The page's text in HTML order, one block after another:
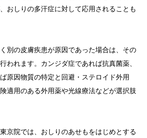
おしりの多汗症に対して応用されることも
別の皮膚疾患が原因であった場合は、その
われます。カンジダ症であれば抗真菌薬、
原因物質の特定と回避・ステロイド外用
適用のある外用薬や光線療法などが選択肢
京院では、おしりのあせもをはじめとする